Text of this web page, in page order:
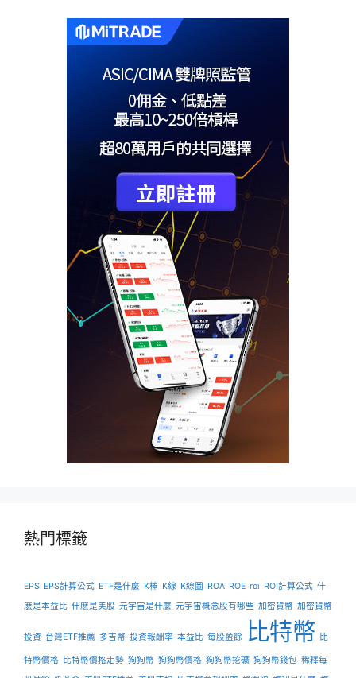
熱門標籤
EPS EPS計算公式 ETF是什麼 K棒 K線 K線圖 ROA ROE roi ROI計算公式 什
麽是本益比 什麽是美股 元宇宙是什麼 元宇宙概念股有哪些 加密貨幣 加密貨幣
投資 台灣ETF推薦 多吉幣 投資報酬率 本益比 每股盈餘 比特幣 比
特幣價格 比特幣價格走勢 狗狗幣 狗狗幣價格 狗狗幣挖礦 狗狗幣錢包 稀釋每